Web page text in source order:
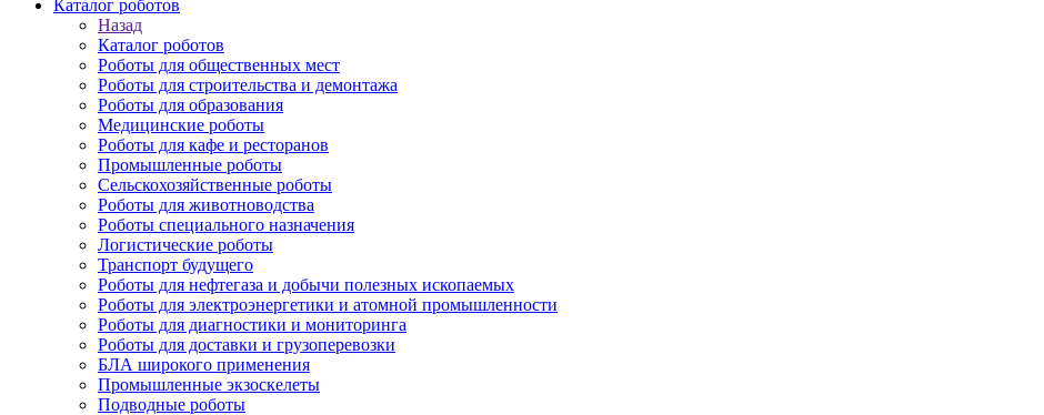
Каталог роботов
Назад
Каталог роботов
Роботы для общественных мест
Роботы для строительства и демонтажа
Роботы для образования
Медицинские роботы
Роботы для кафе и ресторанов
Промышленные роботы
Сельскохозяйственные роботы
Роботы для животноводства
Роботы специального назначения
Логистические роботы
Транспорт будущего
Роботы для нефтегаза и добычи полезных ископаемых
Роботы для электроэнергетики и атомной промышленности
Роботы для диагностики и мониторинга
Роботы для доставки и грузоперевозки
БЛА широкого применения
Промышленные экзоскелеты
Подводные роботы